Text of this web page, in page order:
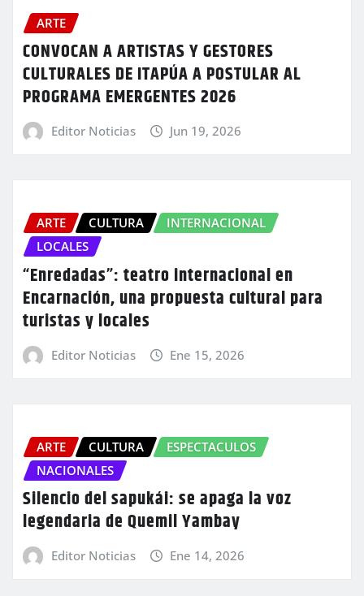
ARTE
CONVOCAN A ARTISTAS Y GESTORES
CULTURALES DE ITAPÚA A POSTULAR AL
PROGRAMA EMERGENTES 2026
Editor Noticias Jun 19, 2026
ARTE CULTURA
INTERNACIONAL
LOCALES
“Enredadas”: teatro internacional en
Encarnación, una propuesta cultural para
turistas y locales
Editor Noticias Ene 15, 2026
ARTE CULTURA
ESPECTACULOS
NACIONALES
Silencio del sapukái: se apaga la voz
legendaria de Quemil Yambay
Editor Noticias Ene 14, 2026